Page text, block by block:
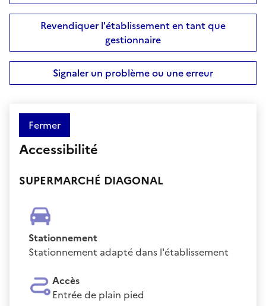
Revendiquer l'établissement en tant que
gestionnaire
Signaler un problème ou une erreur
Fermer
Accessibilité
SUPERMARCHÉ DIAGONAL
Stationnement
Stationnement adapté dans l'établissement
Accès
Entrée de plain pied